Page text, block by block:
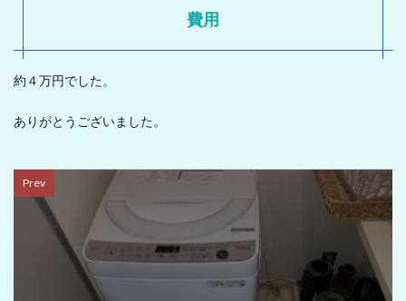
費用
約４万円でした。
ありがとうございました。
Prev